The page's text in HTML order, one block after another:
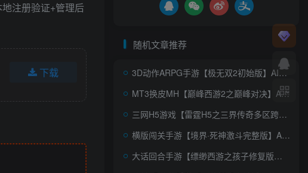
下载
随机文章推荐
3D动作ARPG手游【极无双2初始版】AI一键全自动搭建+Linux手工服务端+本地注册+本地热更+安卓+GM后台+详细搭建教程+视频教程
MT3换皮MH【巅峰西游2之巅峰对决】AI一键全自动搭建+Linux手工服务端+源码+攻略文档+新管理后台+安卓苹果双端+详细搭建教程+视频教程
三网H5游戏【雷霆H5之三界传奇多区跨服超变版】AI一键全自动搭建+Linux手工服务端+管理后台+GM分级授权后台+简易安卓客户端+详细搭建教程+视频教程
横版闯关手游【境界·死神激斗完整版】AI一键全自动搭建+Linux手工服务端+本地注册+GM授权后台+安卓苹果双端+详细搭建教程+视频教程
大话回合手游【缥缈西游之孩子修复版】AI一键全自动搭建+Linux手工服务端+定制后台+CDK授权后台+安卓苹果双端+详细搭建教程+视频教程